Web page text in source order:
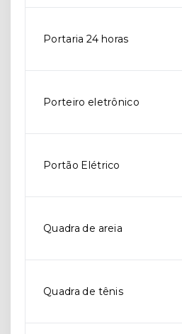
Portaria 24 horas
Porteiro eletrônico
Portão Elétrico
Quadra de areia
Quadra de tênis